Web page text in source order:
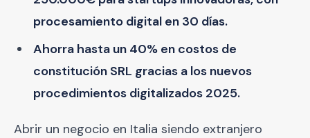
procesamiento digital en 30 días.
Ahorra hasta un 40% en costos de
constitución SRL gracias a los nuevos
procedimientos digitalizados 2025.
Abrir un negocio en Italia siendo extranjero